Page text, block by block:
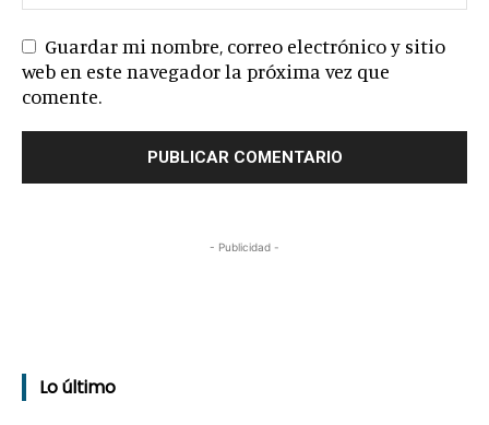
Guardar mi nombre, correo electrónico y sitio
web en este navegador la próxima vez que
comente.
- Publicidad -
Lo último